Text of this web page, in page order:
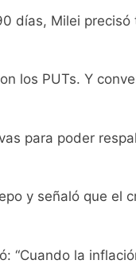
días, Milei precisó
los PUTs. Y
para poder
y señaló que el
la